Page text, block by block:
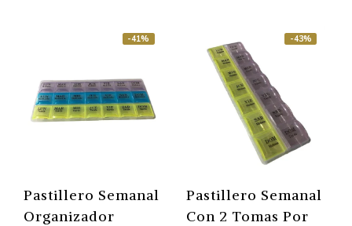
-41%
Pastillero Semanal
Organizador
-43%
Pastillero Semanal
Con 2 Tomas Por